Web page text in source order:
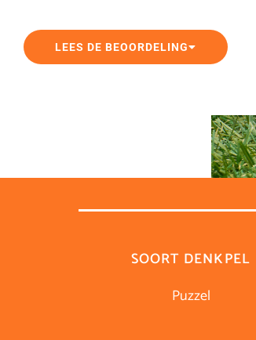
LEES DE BEOORDELING
SOORT DENKPEL
Puzzel